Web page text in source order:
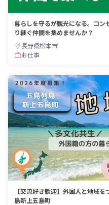
暮らしを守るが観光になる。コン
り継ぐ仲間を集めませんか？
長野県松本市
お仕事
【交流好き歓迎】外国人と地域
島新上五島町